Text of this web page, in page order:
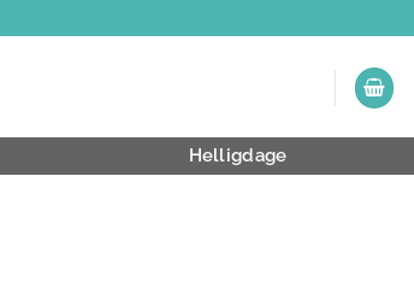
Helligdage